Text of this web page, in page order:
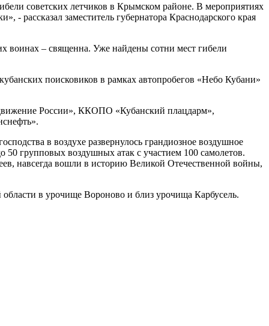
советских летчиков в Крымском районе. В мероприятиях
- рассказал заместитель губернатора Краснодарского края
воинах – священна. Уже найдены сотни мест гибели
поисковиков в рамках автопробегов «Небо Кубани»
России», ККОПО «Кубанский плацдарм»,
в воздухе развернулось грандиозное воздушное
50 групповых воздушных атак с участием 100 самолетов.
навсегда вошли в историю Великой Отечественной войны,
в урочище Вороново и близ урочища Карбусель.